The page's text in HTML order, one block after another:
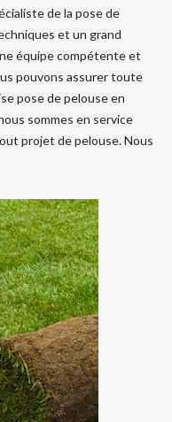
de la pose de
et un grand
équipe compétente et
pouvons assurer toute
pose de pelouse en
sommes en service
projet de pelouse. Nous